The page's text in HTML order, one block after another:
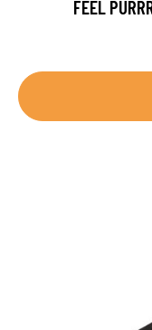
FEEL